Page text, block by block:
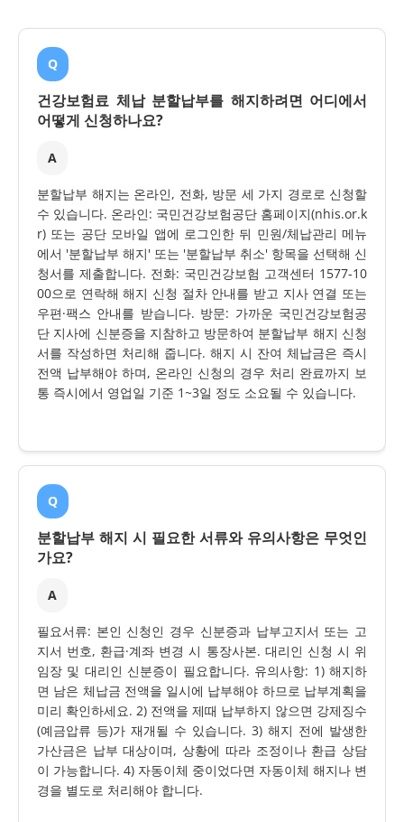
Q
건강보험료 체납 분할납부를 해지하려면 어디에서
어떻게 신청하나요?
A
분할납부 해지는 온라인, 전화, 방문 세 가지 경로로 신청할
수 있습니다. 온라인: 국민건강보험공단 홈페이지(nhis.or.k
r) 또는 공단 모바일 앱에 로그인한 뒤 민원/체납관리 메뉴
에서 '분할납부 해지' 또는 '분할납부 취소' 항목을 선택해 신
청서를 제출합니다. 전화: 국민건강보험 고객센터 1577-10
00으로 연락해 해지 신청 절차 안내를 받고 지사 연결 또는
우편·팩스 안내를 받습니다. 방문: 가까운 국민건강보험공
단 지사에 신분증을 지참하고 방문하여 분할납부 해지 신청
서를 작성하면 처리해 줍니다. 해지 시 잔여 체납금은 즉시
전액 납부해야 하며, 온라인 신청의 경우 처리 완료까지 보
통 즉시에서 영업일 기준 1~3일 정도 소요될 수 있습니다.
Q
분할납부 해지 시 필요한 서류와 유의사항은 무엇인
가요?
A
필요서류: 본인 신청인 경우 신분증과 납부고지서 또는 고
지서 번호, 환급·계좌 변경 시 통장사본. 대리인 신청 시 위
임장 및 대리인 신분증이 필요합니다. 유의사항: 1) 해지하
면 남은 체납금 전액을 일시에 납부해야 하므로 납부계획을
미리 확인하세요. 2) 전액을 제때 납부하지 않으면 강제징수
(예금압류 등)가 재개될 수 있습니다. 3) 해지 전에 발생한
가산금은 납부 대상이며, 상황에 따라 조정이나 환급 상담
이 가능합니다. 4) 자동이체 중이었다면 자동이체 해지나 변
경을 별도로 처리해야 합니다.